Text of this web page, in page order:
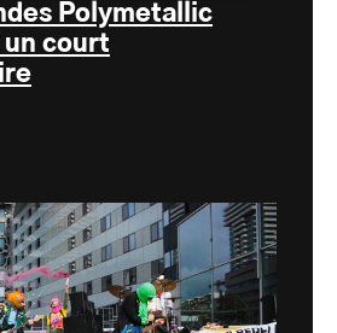
Polymetallic
un court